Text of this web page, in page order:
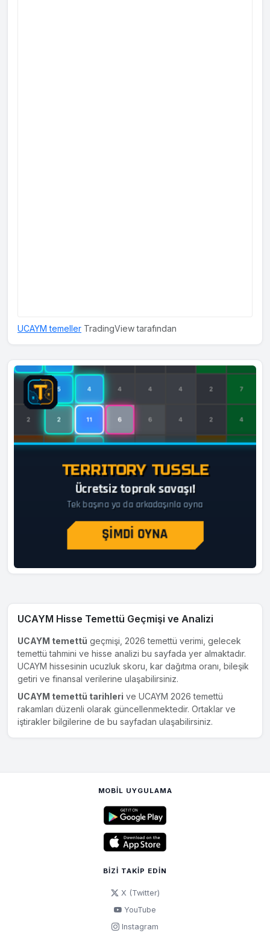
UCAYM temeller TradingView tarafından
UCAYM Hisse Temettü Geçmişi ve Analizi
UCAYM temettü geçmişi, 2026 temettü verimi, gelecek
temettü tahmini ve hisse analizi bu sayfada yer almaktadır.
UCAYM hissesinin ucuzluk skoru, kar dağıtma oranı, bileşik
getiri ve finansal verilerine ulaşabilirsiniz.
UCAYM temettü tarihleri ve UCAYM 2026 temettü
rakamları düzenli olarak güncellenmektedir. Ortaklar ve
iştirakler bilgilerine de bu sayfadan ulaşabilirsiniz.
MOBIL UYGULAMA
BIZI TAKIP EDIN
X (Twitter)
YouTube
Instagram